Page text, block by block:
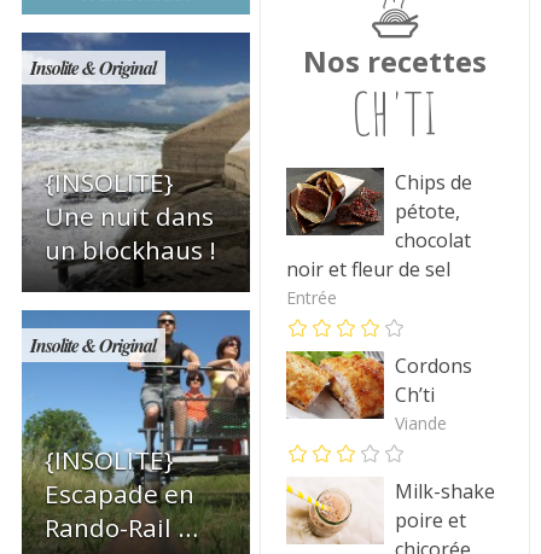
Insolite & Original
{INSOLITE}
Une nuit dans
un blockhaus !
Insolite & Original
{INSOLITE}
Escapade en
Rando-Rail …
Nos recettes
CH'TI
Chips de
pétote,
chocolat
noir et fleur de sel
Entrée
Cordons
Ch’ti
Viande
Milk-shake
poire et